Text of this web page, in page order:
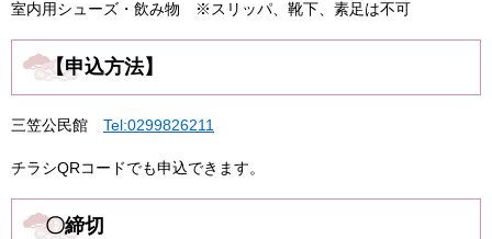
室内用シューズ・飲み物 ※スリッパ、靴下、素足は不可
【申込方法】
三笠公民館 Tel:0299826211
チラシQRコードでも申込できます。
〇締切